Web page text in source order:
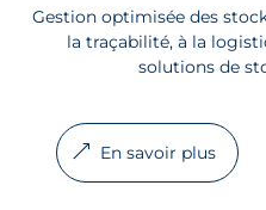
Gestion optimisée des
la traçabilité, à la
solutions de
En savoir plus